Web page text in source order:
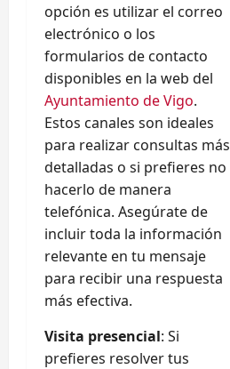
opción es utilizar el correo
electrónico o los
formularios de contacto
disponibles en la web del
Ayuntamiento de Vigo.
Estos canales son ideales
para realizar consultas más
detalladas o si prefieres no
hacerlo de manera
telefónica. Asegúrate de
incluir toda la información
relevante en tu mensaje
para recibir una respuesta
más efectiva.
Visita presencial: Si
prefieres resolver tus